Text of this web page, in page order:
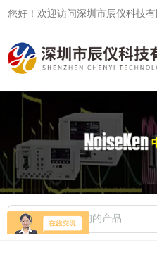
您好！欢迎访问深圳市辰仪科技有